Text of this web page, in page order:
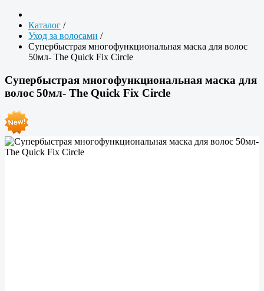
Каталог /
Уход за волосами /
Супербыстрая многофункциональная маска для волос
50мл- The Quick Fix Circle
Супербыстрая многофункциональная маска для
волос 50мл- The Quick Fix Circle